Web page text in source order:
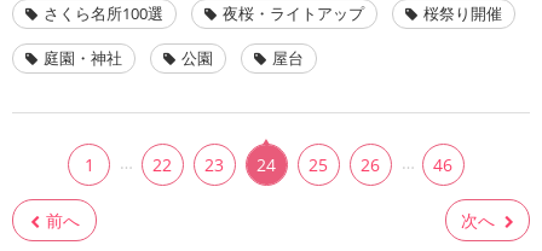
さくら名所100選 夜桜・ライトアップ 桜祭り開催
庭園・神社 公園 屋台
前へ
1 … 22 23 24 25 26 … 46
次へ